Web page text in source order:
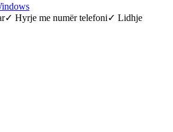
✓ Hyrje me numër telefoni✓ Lidhje